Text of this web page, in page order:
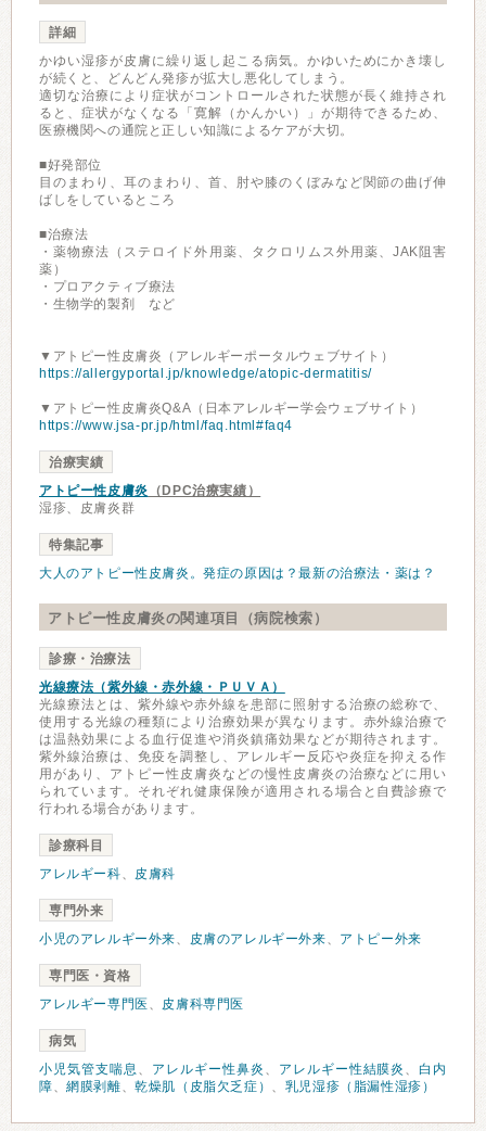
詳細
かゆい湿疹が皮膚に繰り返し起こる病気。かゆいためにかき壊し
が続くと、どんどん発疹が拡大し悪化してしまう。
適切な治療により症状がコントロールされた状態が長く維持され
ると、症状がなくなる「寛解（かんかい）」が期待できるため、
医療機関への通院と正しい知識によるケアが大切。
■好発部位
目のまわり、耳のまわり、首、肘や膝のくぼみなど関節の曲げ伸
ばしをしているところ
■治療法
・薬物療法（ステロイド外用薬、タクロリムス外用薬、JAK阻害
薬）
・プロアクティブ療法
・生物学的製剤 など
▼アトピー性皮膚炎（アレルギーポータルウェブサイト）
https://allergyportal.jp/knowledge/atopic-dermatitis/
▼アトピー性皮膚炎Q&A（日本アレルギー学会ウェブサイト）
https://www.jsa-pr.jp/html/faq.html#faq4
治療実績
アトピー性皮膚炎 （DPC治療実績）
湿疹、皮膚炎群
特集記事
大人のアトピー性皮膚炎。発症の原因は？最新の治療法・薬は？
アトピー性皮膚炎の関連項目（病院検索）
診療・治療法
光線療法（紫外線・赤外線・ＰＵＶＡ）
光線療法とは、紫外線や赤外線を患部に照射する治療の総称で、
使用する光線の種類により治療効果が異なります。赤外線治療で
は温熱効果による血行促進や消炎鎮痛効果などが期待されます。
紫外線治療は、免疫を調整し、アレルギー反応や炎症を抑える作
用があり、アトピー性皮膚炎などの慢性皮膚炎の治療などに用い
られています。それぞれ健康保険が適用される場合と自費診療で
行われる場合があります。
診療科目
アレルギー科、 皮膚科
専門外来
小児のアレルギー外来、 皮膚のアレルギー外来、 アトピー外来
専門医・資格
アレルギー専門医 、 皮膚科専門医
病気
小児気管支喘息 、 アレルギー性鼻炎 、 アレルギー性結膜炎 、白内
障、網膜剥離、乾燥肌（皮脂欠乏症） 、 乳児湿疹（脂漏性湿疹）